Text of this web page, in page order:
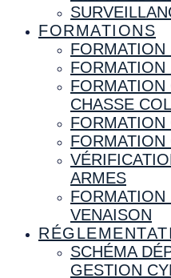
FORMATIONS
FORMATION
FORMATION
CHASSE
FORMATION
FORMATION
ARMES
VENAISON
SCHÉMA
GESTION